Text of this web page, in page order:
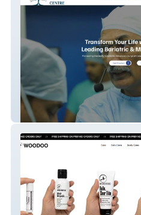
London Obesity Centre